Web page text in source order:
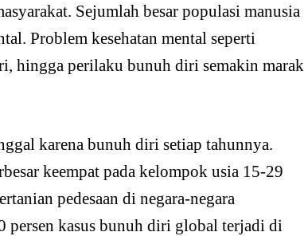
Sejumlah besar populasi manusia
Problem kesehatan mental seperti
hingga perilaku bunuh diri semakin marak
karena bunuh diri setiap tahunnya.
keempat pada kelompok usia 15-29
pedesaan di negara-negara
persen kasus bunuh diri global terjadi di